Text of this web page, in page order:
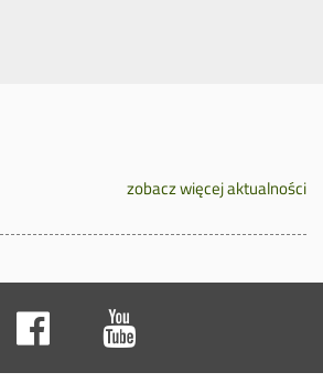
zobacz więcej aktualności